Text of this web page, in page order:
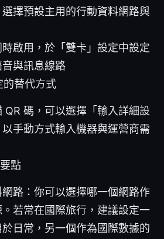
擇預設主用的行動資料網路與
啟用，於「雙卡」設定中設定
與訊息線路
的替代方式
QR 碼，可以選擇「輸入詳細設
手動方式輸入機器與運營商需
點
路：你可以選擇哪一個網路作
若常在國際旅行，建議設定一
日常，另一個作為國際數據的